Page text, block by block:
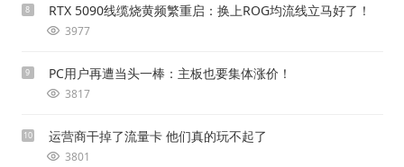
8 RTX 5090线缆烧黄频繁重启：换上ROG均流线立马好了！
3977
9 PC用户再遭当头一棒：主板也要集体涨价！
3817
10 运营商干掉了流量卡 他们真的玩不起了
3801